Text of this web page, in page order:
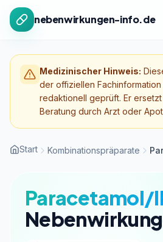
Zum Inhalt springen
nebenwirkungen-info.de
Medizinischer Hinweis:
der offiziellen
redaktionell geprüft. Er
Beratung durch Arzt oder
Start Kombinationspräparate
Paracetamol/